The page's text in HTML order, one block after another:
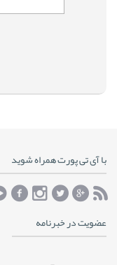
با آی تی پورت همراه شوید
عضویت در خبرنامه